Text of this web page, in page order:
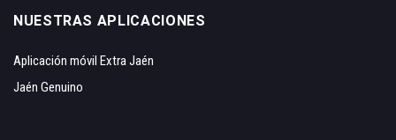
NUESTRAS APLICACIONES
Aplicación móvil Extra Jaén
Jaén Genuino